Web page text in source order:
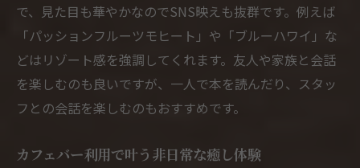
ビーチカフェバーがもたらす癒し体験の魅
力
カフェバーで日常を忘れるためのポイント
リゾート気分を高めるカフェバーの工夫
カフェバーで心を解き放つ瞬間の過ごし方
気軽なリラックスタイムにカフェバー活用術
で、見た目も華やかなのでSNS映えも抜群です。例えば
「パッションフルーツモヒート」や「ブルーハワイ」な
どはリゾート感を強調してくれます。友人や家族と会話
を楽しむのも良いですが、一人で本を読んだり、スタッ
フとの会話を楽しむのもおすすめです。
カフェバー利用で叶う非日常な癒し体験